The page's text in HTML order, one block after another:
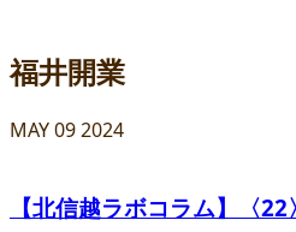
福井開業
MAY092024
【北信越ラボコラム】〈